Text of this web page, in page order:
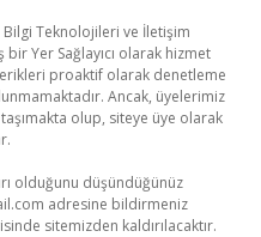
Bilgi Teknolojileri ve İletişim
bir Yer Sağlayıcı olarak hizmet
proaktif olarak denetleme
Ancak, üyelerimiz
olup, siteye üye olarak
olduğunu düşündüğünüz
adresine bildirmeniz
sitemizden kaldırılacaktır.